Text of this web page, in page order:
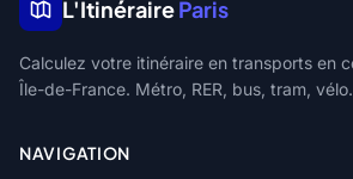
L'ItinéraireParis
Calculez votre itinéraire en transports en
Île-de-France. Métro, RER, bus, tram, vélo.
NAVIGATION